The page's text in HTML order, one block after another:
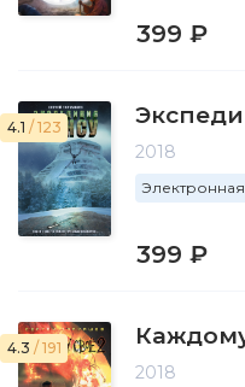
399 ₽
4.1 / 123
2018
Электронная
399 ₽
4.3 / 191
2018